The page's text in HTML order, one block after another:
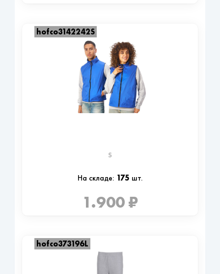
S
На складе: 175 шт.
1.900 ₽
hofco3142242S
hofco373196L